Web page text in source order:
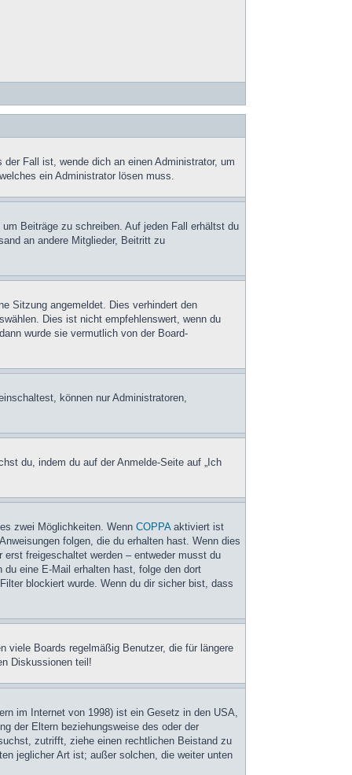
Fall ist, wende dich an einen Administrator, um
ein Administrator lösen muss.
Beiträge zu schreiben. Auf jeden Fall erhältst du
an andere Mitglieder, Beitritt zu
Sitzung angemeldet. Dies verhindert den
Dies ist nicht empfehlenswert, wenn du
wurde sie vermutlich von der Board-
können nur Administratoren,
du, indem du auf der Anmelde-Seite auf „Ich
zwei Möglichkeiten. WennCOPPAaktiviert ist
folgen, die du erhalten hast. Wenn dies
freigeschaltet werden – entweder musst du
eine E-Mail erhalten hast, folge den dort
blockiert wurde. Wenn du dir sicher bist, dass
viele Boards regelmäßig Benutzer, die für längere
Diskussionen teil!
im Internet von 1998) ist ein Gesetz in den USA,
der Eltern beziehungsweise des oder der
zutrifft, ziehe einen rechtlichen Beistand zu
jeglicher Art ist; außer solchen, die weiter unten